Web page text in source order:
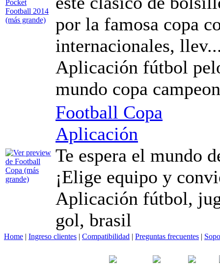
por la famosa copa
internacionales,
Aplicación fútbol
mundo copa
Football Copa
Aplicación
Te espera el mundo
¡Elige equipo y
Aplicación fútbol,
gol, brasil
Home | Ingreso clientes | Compatibilidad | Preguntas frecuentes |